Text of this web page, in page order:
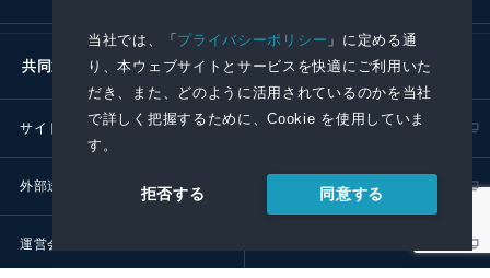
当社では、「プライバシーポリシー 」に定める通
り、本ウェブサイトとサービスを快適にご利用いた
だき、また、どのように活用されているのかを当社
で詳しく把握するために、Cookie を使用していま
す。
拒否する 同意する
共同通信社グループ
サイトポリシー プライバシーポリシー
外部送信ポリシー プレスリリース取扱基準
運営会社